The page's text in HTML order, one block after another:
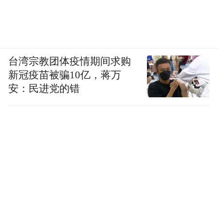
台湾宗教团体疫情期间求购
新冠疫苗被骗10亿，蒋万
安：民进党的错